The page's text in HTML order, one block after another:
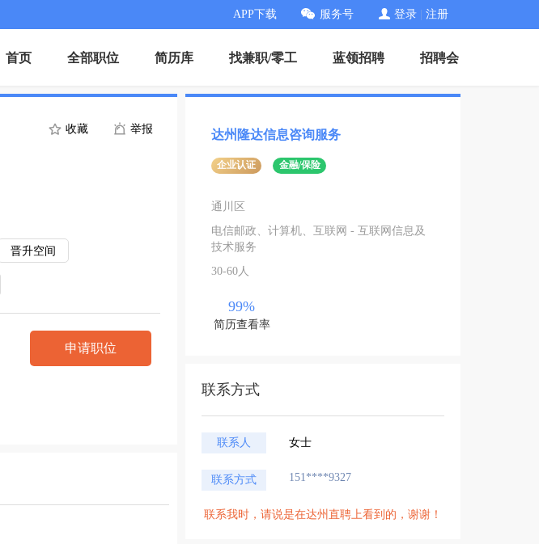
APP下载 服务号 登录 注册
首页 全部职位 简历库 找兼职/零工 蓝领招聘 招聘会
收藏 举报
晋升空间
申请职位
达州隆达信息咨询服务
企业认证 金融/保险
通川区
电信邮政、计算机、互联网 - 互联网信息及
技术服务
30-60人
99%
简历查看率
联系方式
联系人 女士
联系方式 151****9327
联系我时，请说是在达州直聘上看到的，谢谢！